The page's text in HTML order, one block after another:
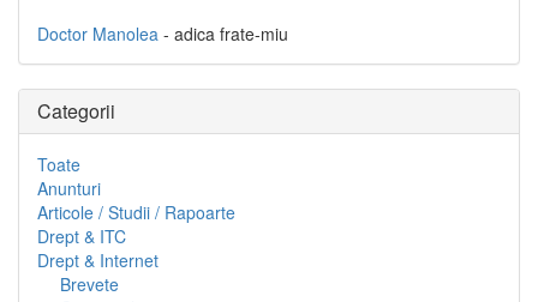
Doctor Manolea - adica frate-miu
Categorii
Toate
Anunturi
Articole / Studii / Rapoarte
Drept & ITC
Drept & Internet
Brevete